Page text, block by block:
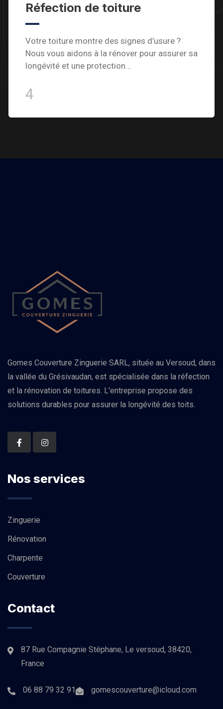
Réfection de toiture
Votre toiture montre des signes d’usure ?
Nous vous aidons à la rénover pour assurer sa
longévité et une protection…
4
Gomes Couverture Zinguerie SARL, située au Versoud, dans
la vallée du Grésivaudan, est spécialisée dans la réfection
et la rénovation de toitures. L'entreprise propose des
solutions durables pour assurer la longévité des toits.
Nos services
Zinguerie
Rénovation
Charpente
Couverture
Contact
87 Rue Compagnie Stéphane, Le versoud, 38420,
France
06 88 79 32 91 gomescouverture@icloud.com